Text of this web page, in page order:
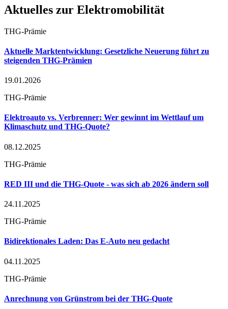
Aktuelles zur Elektromobilität
THG-Prämie
Aktuelle Marktentwicklung: Gesetzliche Neuerung führt zu
steigenden THG-Prämien
19.01.2026
THG-Prämie
Elektroauto vs. Verbrenner: Wer gewinnt im Wettlauf um
Klimaschutz und THG-Quote?
08.12.2025
THG-Prämie
RED III und die THG-Quote - was sich ab 2026 ändern soll
24.11.2025
THG-Prämie
Bidirektionales Laden: Das E-Auto neu gedacht
04.11.2025
THG-Prämie
Anrechnung von Grünstrom bei der THG-Quote